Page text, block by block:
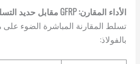
الأداء المقارن: GFRP مقابل حديد التسليح
بالفولاذ: